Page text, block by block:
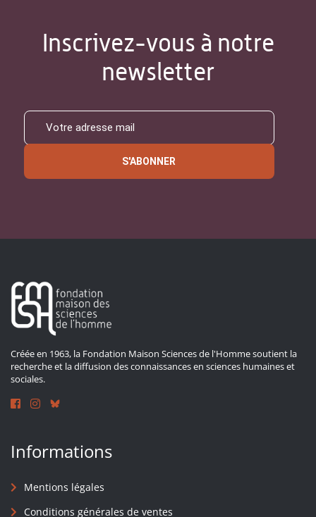
Inscrivez-vous à notre
newsletter
S'ABONNER
Créée en 1963, la Fondation Maison Sciences de l'Homme soutient la
recherche et la diffusion des connaissances en sciences humaines et
sociales.
Informations
Mentions légales
Conditions générales de ventes